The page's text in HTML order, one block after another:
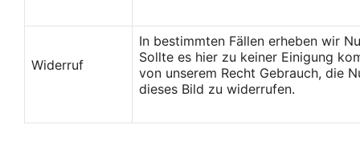
Widerruf
In bestimmten Fällen erheben wir
Sollte es hier zu keiner Einigung
von unserem Recht Gebrauch, die
dieses Bild zu widerrufen.